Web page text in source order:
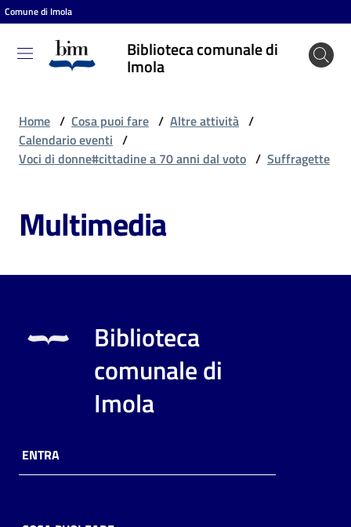
Vai al contenuto
Vai alla navigazione
Vai al footer
Comune di Imola
Biblioteca comunale di
Imola
Biblioteca
comunale
Cosa
fare
Scopri
online
Home / Cosa puoi fare / Altre attività /
Calendario eventi /
Voci di donne#cittadine a 70 anni dal voto / Suffragette
Multimedia
Biblioteca
comunale di
Imola
ENTRA